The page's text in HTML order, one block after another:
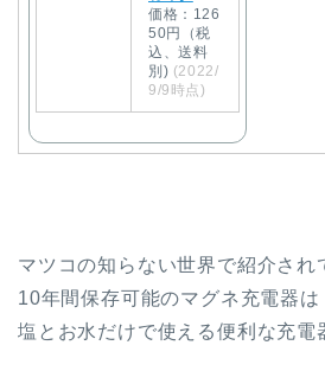
価格：126
50円（税
込、送料
別) (2022/
9/9時点)
マツコの知らない世界で紹介され
10年間保存可能のマグネ充電器は
塩とお水だけで使える便利な充電